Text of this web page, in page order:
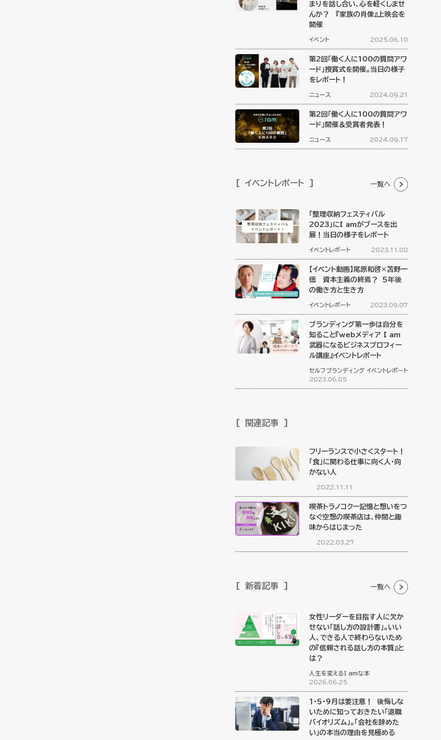
まりを話し合い、心を軽くしませ
んか？ 『家族の肖像』上映会を
開催
イベント 2025.06.10
第2回「働く人に100の質問アワ
ード」授賞式を開催。当日の様子
をレポート！
ニュース 2024.09.21
第2回「働く人に100の質問アワ
ード」開催＆受賞者発表！
ニュース 2024.09.17
イベントレポート 一覧へ
「整理収納フェスティバル
2023」にI amがブースを出
展！当日の様子をレポート
イベントレポート 2023.11.08
【イベント動画】尾原和啓×苫野一
徳 資本主義の終焉？ ５年後
の働き方と生き方
イベントレポート 2023.09.07
ブランディング第一歩は自分を
知ること『webメディア I am
武器になるビジネスプロフィー
ル講座』イベントレポート
セルフブランディング イベントレポート
2023.06.05
関連記事
フリーランスで小さくスタート！
「食」に関わる仕事に向く人・向
かない人
2022.11.11
喫茶トラノコクー記憶と想いをつ
なぐ空想の喫茶店は、仲間と趣
味からはじまった
2022.03.27
新着記事 一覧へ
女性リーダーを目指す人に欠か
せない「話し方の設計書」。いい
人、できる人で終わらないため
の『信頼される話し方の本質』と
は？
人生を変えるI amな本
2026.06.25
１・５・９月は要注意！ 後悔しな
いために知っておきたい「退職
バイオリズム」。「会社を辞めた
い」の本当の理由を見極める